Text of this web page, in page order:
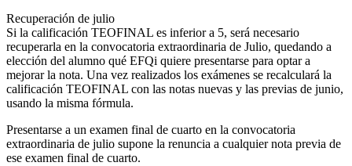
Recuperación de julio
Si la calificación TEOFINAL es inferior a 5, será necesario
recuperarla en la convocatoria extraordinaria de Julio, quedando a
elección del alumno qué EFQi quiere presentarse para optar a
mejorar la nota. Una vez realizados los exámenes se recalculará la
calificación TEOFINAL con las notas nuevas y las previas de junio,
usando la misma fórmula.
Presentarse a un examen final de cuarto en la convocatoria
extraordinaria de julio supone la renuncia a cualquier nota previa de
ese examen final de cuarto.